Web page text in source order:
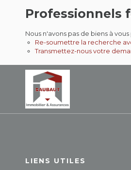
Professionnels
Nous n'avons pas de biens à
Re-soumettre la recherche
Transmettez-nous votre
LIENS UTILES